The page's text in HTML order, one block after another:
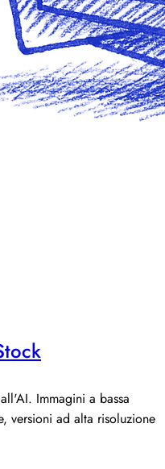
Immagini a bassa
versioni ad alta risoluzione